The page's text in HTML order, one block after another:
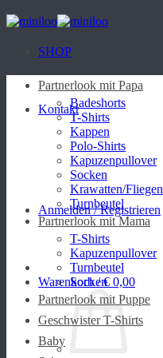
Zum
Inhalt
SHOP
Kontakt
Anmelden / Registrieren
Warenkorb /€ 0,00
Partnerlook mit Papa
Badeshorts
T-Shirts
Kappen
Polo-Shirts
Kapuzenpullover
Socken
Krawatten/Fliegen
Turnbeutel
Partnerlook mit Mama
T-Shirts
Kapuzenpullover
Turnbeutel
Socken
Partnerlook mit Puppe
Geschwister T-Shirts
Baby